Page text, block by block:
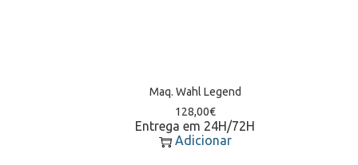
Maq. Wahl Legend
128,00€
Entrega em 24H/72H
Adicionar